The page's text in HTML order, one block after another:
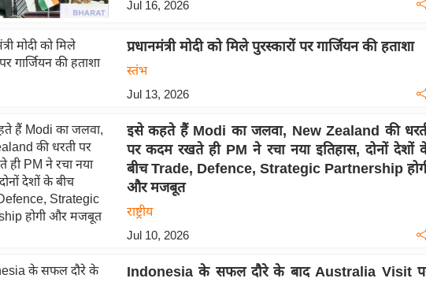
Jul 16, 2026
प्रधानमंत्री मोदी को मिले पुरस्कारों पर गार्जियन की हताशा
स्तंभ
Jul 13, 2026
इसे कहते हैं Modi का जलवा, New Zealand की
पर कदम रखते ही PM ने रचा नया इतिहास, दोनों देशों
बीच Trade, Defence, Strategic Partnership
और मजबूत
राष्ट्रीय
Jul 10, 2026
Indonesia के सफल दौरे के बाद Australia Visit